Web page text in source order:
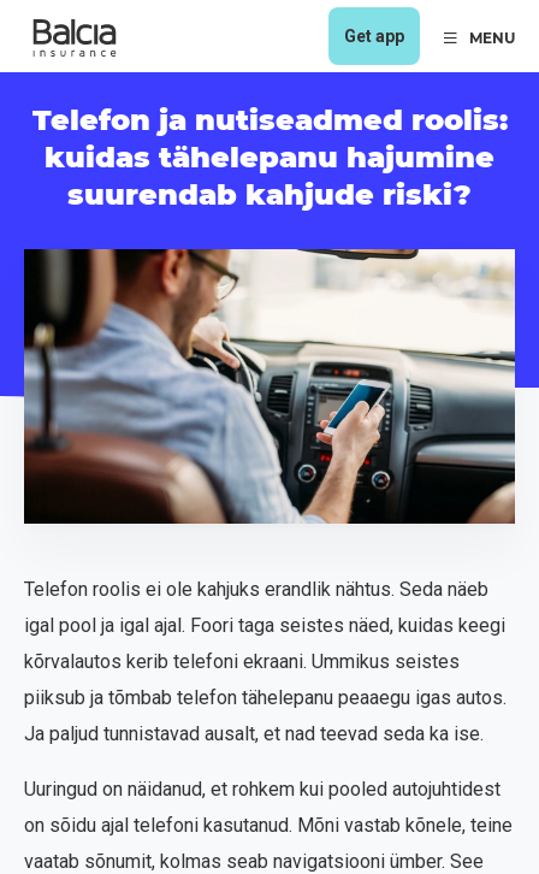
Get app MENU
Telefon ja nutiseadmed roolis:
kuidas tähelepanu hajumine
suurendab kahjude riski?
Telefon roolis ei ole kahjuks erandlik nähtus. Seda näeb
igal pool ja igal ajal. Foori taga seistes näed, kuidas keegi
kõrvalautos kerib telefoni ekraani. Ummikus seistes
piiksub ja tõmbab telefon tähelepanu peaaegu igas autos.
Ja paljud tunnistavad ausalt, et nad teevad seda ka ise.
Uuringud on näidanud, et rohkem kui pooled autojuhtidest
on sõidu ajal telefoni kasutanud. Mõni vastab kõnele, teine
vaatab sõnumit, kolmas seab navigatsiooni ümber. See